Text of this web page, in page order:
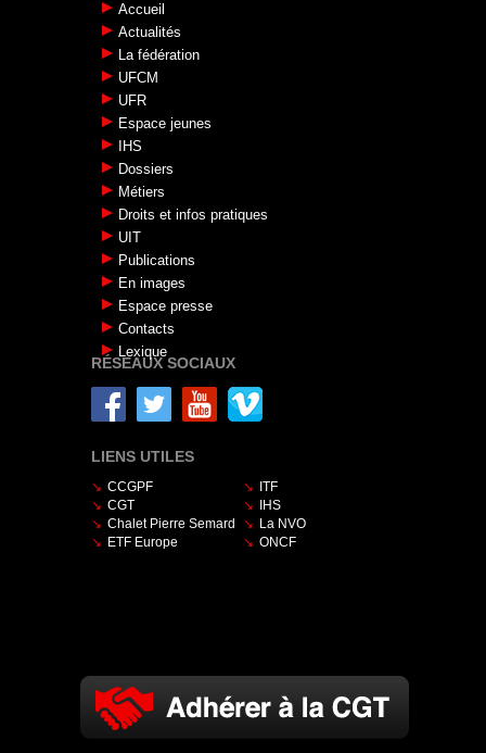
Accueil
Actualités
La fédération
UFCM
UFR
Espace jeunes
IHS
Dossiers
Métiers
Droits et infos pratiques
UIT
Publications
En images
Espace presse
Contacts
Lexique
RÉSEAUX SOCIAUX
LIENS UTILES
CCGPF
CGT
Chalet Pierre Semard
ETF Europe
ITF
IHS
La NVO
ONCF